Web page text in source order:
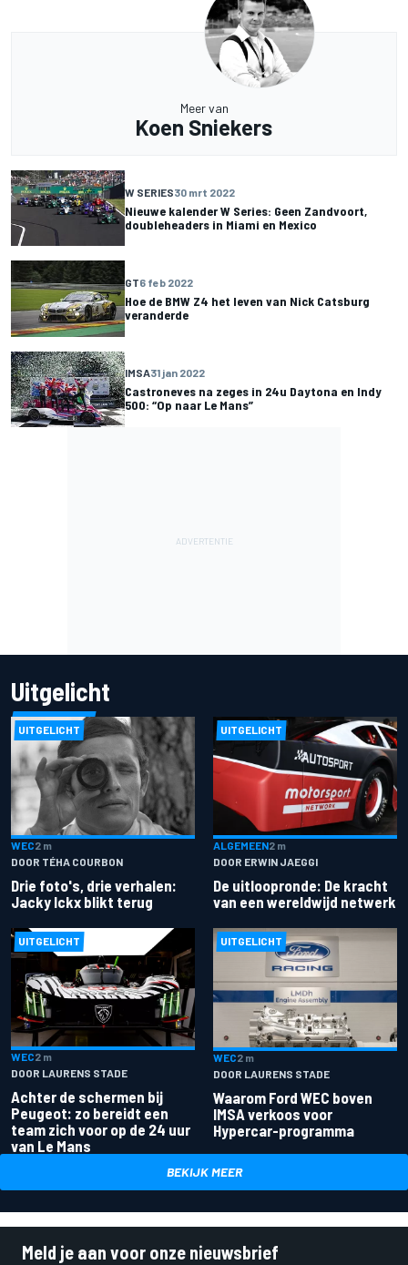
Meer van
Koen Sniekers
W SERIES30 mrt 2022
Nieuwe kalender W Series: Geen Zandvoort,
doubleheaders in Miami en Mexico
GT6 feb 2022
Hoe de BMW Z4 het leven van Nick Catsburg
veranderde
IMSA31 jan 2022
Castroneves na zeges in 24u Daytona en Indy
500: “Op naar Le Mans”
Uitgelicht
UITGELICHT
WEC2 m
DOOR TÉHA COURBON
Drie foto's, drie verhalen:
Jacky Ickx blikt terug
UITGELICHT
ALGEMEEN2 m
DOOR ERWIN JAEGGI
De uitloopronde: De kracht
van een wereldwijd netwerk
UITGELICHT
WEC2 m
DOOR LAURENS STADE
Achter de schermen bij
Peugeot: zo bereidt een
team zich voor op de 24 uur
van Le Mans
UITGELICHT
WEC2 m
DOOR LAURENS STADE
Waarom Ford WEC boven
IMSA verkoos voor
Hypercar-programma
BEKIJK MEER
Meld je aan voor onze nieuwsbrief